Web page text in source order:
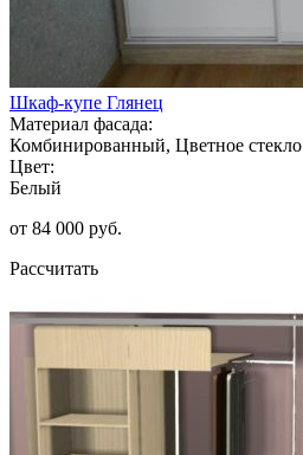
Шкаф-купе Глянец
Материал фасада:
Комбинированный, Цветное стекло
Цвет:
Белый
от 84 000 руб.
Рассчитать